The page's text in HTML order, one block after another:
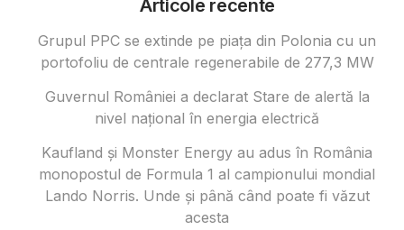
Articole recente
Grupul PPC se extinde pe piața din Polonia cu un
portofoliu de centrale regenerabile de 277,3 MW
Guvernul României a declarat Stare de alertă la
nivel național în energia electrică
Kaufland și Monster Energy au adus în România
monopostul de Formula 1 al campionului mondial
Lando Norris. Unde și până când poate fi văzut
acesta